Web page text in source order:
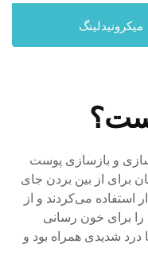
میکرونیدلینگ
و بازسازی پوست
برای از بین بردن جای
استفاده می‌کردند و از
برای خون رسانی
درد شدیدی همراه بود و